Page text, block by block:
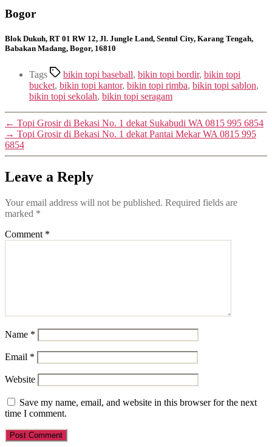
Bogor
Blok Dukuh, RT 01 RW 12, Jl. Jungle Land, Sentul City, Karang Tengah,
Babakan Madang, Bogor, 16810
Tags bikin topi baseball, bikin topi bordir, bikin topi
bucket, bikin topi kantor, bikin topi rimba, bikin topi sablon,
bikin topi sekolah, bikin topi seragam
← Topi Grosir di Bekasi No. 1 dekat Sukabudi WA 0815 995 6854
→ Topi Grosir di Bekasi No. 1 dekat Pantai Mekar WA 0815 995
6854
Leave a Reply
Your email address will not be published. Required fields are
marked *
Comment *
Name *
Email *
Website
Save my name, email, and website in this browser for the next
time I comment.